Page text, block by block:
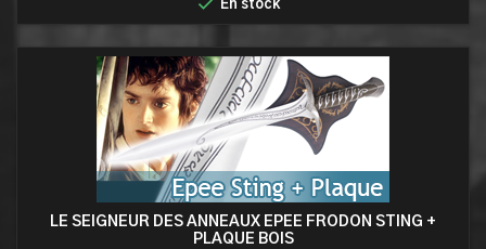
En stock
LE SEIGNEUR DES ANNEAUX EPEE FRODON STING +
PLAQUE BOIS